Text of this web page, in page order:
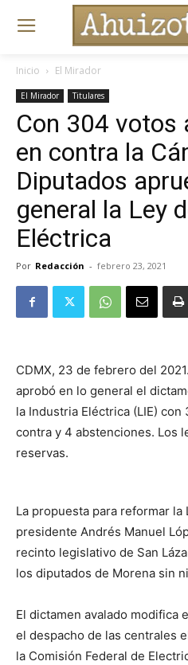
Inicio El Mirador
El Mirador Titulares
Con 304 votos
en contra la
Diputados
general la Ley
Eléctrica
Por Redacción - febrero 23, 2021
CDMX, 23 de febrero del
aprobó en lo general el
la Industria Eléctrica (LIE)
contra y 4 abstenciones. Los
reservas.
La propuesta para reformar la
presidente Andrés Manuel
recinto legislativo de San
los diputados de Morena sin
El dictamen avalado modifica
el despacho de las centrales
la Comisión Federal de